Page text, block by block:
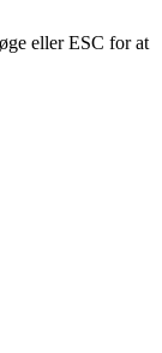
eller ESC for at